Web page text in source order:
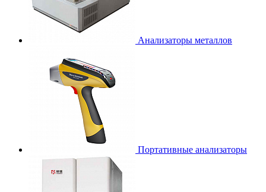
Анализаторы металлов
Портативные анализаторы